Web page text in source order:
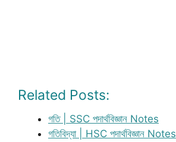
Related Posts:
গতি | SSC পদার্থবিজ্ঞান Notes
গতিবিদ্যা | HSC পদার্থবিজ্ঞান Notes